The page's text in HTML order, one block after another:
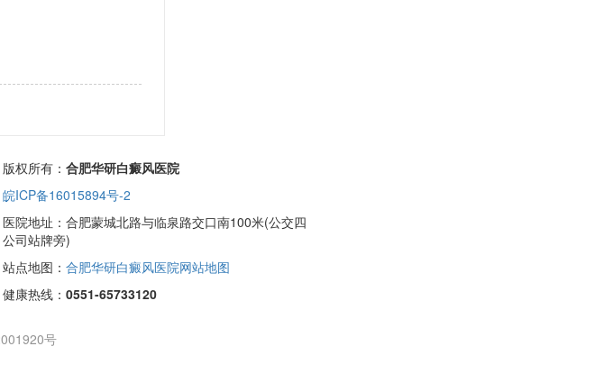
版权所有： 合肥华研白癜风医院
皖ICP备16015894号-2
医院地址：合肥蒙城北路与临泉路交口南100米(公交四
公司站牌旁)
站点地图： 合肥华研白癜风医院网站地图
健康热线： 0551-65733120
号